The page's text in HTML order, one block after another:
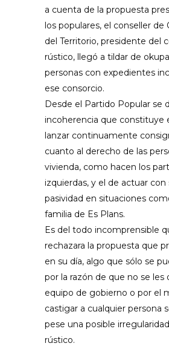
a cuenta de la propuesta
los populares, el conseller de
del Territorio, presidente del
rústico, llegó a tildar de
personas con expedientes
ese consorcio.
Desde el Partido Popular se
incoherencia que constituye
lanzar continuamente
cuanto al derecho de las
vivienda, como hacen los
izquierdas, y el de actuar
pasividad en situaciones
familia de Es Plans.
Es del todo incomprensible
rechazara la propuesta que
en su día, algo que sólo se
por la razón de que no se les
equipo de gobierno o por el
castigar a cualquier persona
pese una posible
rústico.